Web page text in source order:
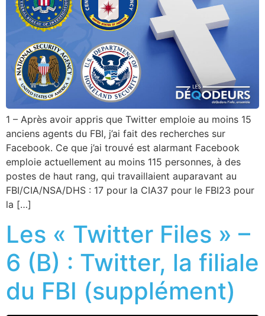
1 – Après avoir appris que Twitter emploie au moins 15
anciens agents du FBI, j’ai fait des recherches sur
Facebook. Ce que j’ai trouvé est alarmant Facebook
emploie actuellement au moins 115 personnes, à des
postes de haut rang, qui travaillaient auparavant au
FBI/CIA/NSA/DHS : 17 pour la CIA37 pour le FBI23 pour
la […]
Les « Twitter Files » –
6 (B) : Twitter, la filiale
du FBI (supplément)